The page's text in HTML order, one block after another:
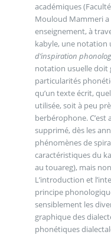
académiques
Mouloud Mammeri a
enseignement, à
kabyle, une notation
d’inspiration
notation usuelle doit
particularités
qu’un texte écrit,
utilisée, soit à peu
berbérophone. C’est
supprimé, dès les
phénomènes de
caractéristiques du
au touareg), mais
L’introduction et
principe
sensiblement les
graphique des
phonétiques